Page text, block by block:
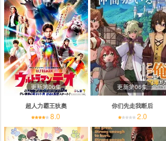
更新第06集
超人力霸王狄奧
8.0
更新第06集
你们先走我断后
2.0